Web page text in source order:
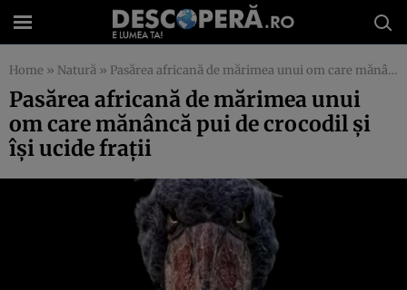
Home » Natură » Pasărea africană de mărimea unui om care mănâncă pui de crocodil și își ucide frații
Pasărea africană de mărimea unui
om care mănâncă pui de crocodil și
își ucide frații